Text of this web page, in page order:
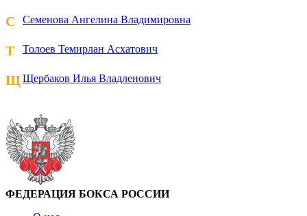
С Семенова Ангелина Владимировна
Т Толоев Темирлан Асхатович
ЩЩербаков Илья Владленович
ФЕДЕРАЦИЯ БОКСА РОССИИ